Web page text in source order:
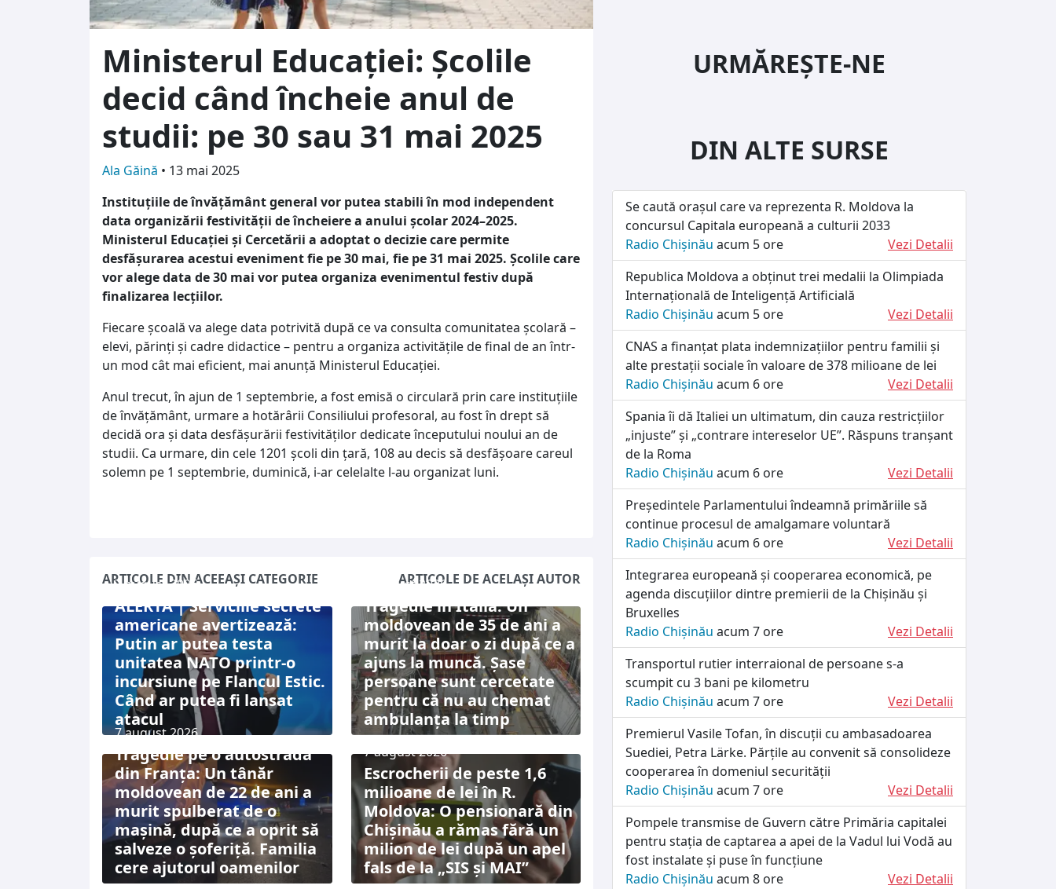
Ministerul Educației: Școlile
decid când încheie anul de
studii: pe 30 sau 31 mai 2025
Ala Găină • 13 mai 2025
Instituțiile de învățământ general vor putea stabili în mod independent
data organizării festivității de încheiere a anului școlar 2024–2025.
Ministerul Educației și Cercetării a adoptat o decizie care permite
desfășurarea acestui eveniment fie pe 30 mai, fie pe 31 mai 2025. Școlile care
vor alege data de 30 mai vor putea organiza evenimentul festiv după
finalizarea lecțiilor.
Fiecare școală va alege data potrivită după ce va consulta comunitatea școlară –
elevi, părinți și cadre didactice – pentru a organiza activitățile de final de an într-
un mod cât mai eficient, mai anunță Ministerul Educației.
Anul trecut, în ajun de 1 septembrie, a fost emisă o circulară prin care instituțiile
de învățământ, urmare a hotărârii Consiliului profesoral, au fost în drept să
decidă ora și data desfășurării festivităților dedicate începutului noului an de
studii. Ca urmare, din cele 1201 școli din țară, 108 au decis să desfășoare careul
solemn pe 1 septembrie, duminică, i-ar celelalte l-au organizat luni.
ARTICOLE DIN ACEEAȘI CATEGORIE ARTICOLE DE ACELAȘI AUTOR
7 august 2026
ALERTĂ | Serviciile secrete
americane avertizează:
Putin ar putea testa
unitatea NATO printr-o
incursiune pe Flancul Estic.
Când ar putea fi lansat
atacul
7 august 2026
Tragedie în Italia: Un
moldovean de 35 de ani a
murit la doar o zi după ce a
ajuns la muncă. Șase
persoane sunt cercetate
pentru că nu au chemat
ambulanța la timp
7 august 2026
Tragedie pe o autostradă
din Franța: Un tânăr
moldovean de 22 de ani a
murit spulberat de o
mașină, după ce a oprit să
salveze o șoferiță. Familia
cere ajutorul oamenilor
7 august 2026
Escrocherii de peste 1,6
milioane de lei în R.
Moldova: O pensionară din
Chișinău a rămas fără un
milion de lei după un apel
fals de la „SIS și MAI”
URMĂREȘTE-NE
DIN ALTE SURSE
Se caută orașul care va reprezenta R. Moldova la
concursul Capitala europeană a culturii 2033
Radio Chișinău acum 5 ore
Vezi Detalii
Republica Moldova a obținut trei medalii la Olimpiada
Internațională de Inteligență Artificială
Radio Chișinău acum 5 ore
Vezi Detalii
CNAS a finanțat plata indemnizațiilor pentru familii și
alte prestații sociale în valoare de 378 milioane de lei
Radio Chișinău acum 6 ore
Vezi Detalii
Spania îi dă Italiei un ultimatum, din cauza restricțiilor
„injuste” și „contrare intereselor UE”. Răspuns tranșant
de la Roma
Radio Chișinău acum 6 ore
Vezi Detalii
Președintele Parlamentului îndeamnă primăriile să
continue procesul de amalgamare voluntară
Radio Chișinău acum 6 ore
Vezi Detalii
Integrarea europeană și cooperarea economică, pe
agenda discuțiilor dintre premierii de la Chișinău și
Bruxelles
Radio Chișinău acum 7 ore
Vezi Detalii
Transportul rutier interraional de persoane s-a
scumpit cu 3 bani pe kilometru
Radio Chișinău acum 7 ore
Vezi Detalii
Premierul Vasile Tofan, în discuții cu ambasadoarea
Suediei, Petra Lärke. Părțile au convenit să consolideze
cooperarea în domeniul securității
Radio Chișinău acum 7 ore
Vezi Detalii
Pompele transmise de Guvern către Primăria capitalei
pentru stația de captarea a apei de la Vadul lui Vodă au
fost instalate și puse în funcțiune
Radio Chișinău acum 8 ore
Vezi Detalii